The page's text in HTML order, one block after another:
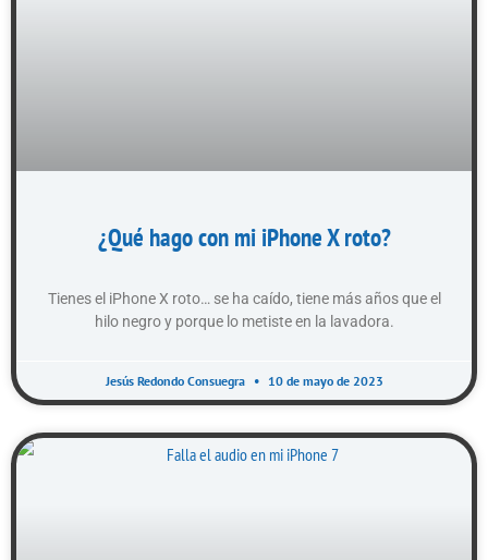
¿Qué hago con mi iPhone X roto?
Tienes el iPhone X roto… se ha caído, tiene más años que el
hilo negro y porque lo metiste en la lavadora.
Jesús Redondo Consuegra 10 de mayo de 2023